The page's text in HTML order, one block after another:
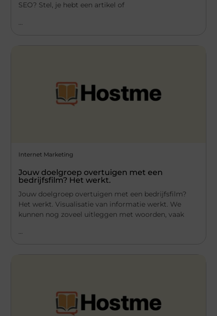
SEO? Stel, je hebt een artikel of
...
Internet Marketing
Jouw doelgroep overtuigen met een
bedrijfsfilm? Het werkt.
Jouw doelgroep overtuigen met een bedrijfsfilm?
Het werkt. Visualisatie van informatie werkt. We
kunnen nog zoveel uitleggen met woorden, vaak
...